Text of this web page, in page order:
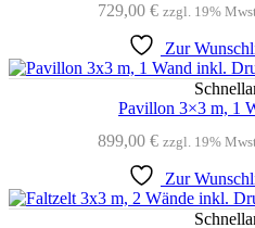
729,00 € zzgl. 19%
Zur
Pavillon 3×3 m, 1
899,00 € zzgl. 19% Mwst.
Zur